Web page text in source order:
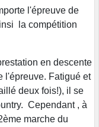
l'épreuve de
la compétition
en descente
l'épreuve. Fatigué et
deux fois!), il se
Cependant , à
marche du